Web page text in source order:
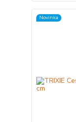
Novinka